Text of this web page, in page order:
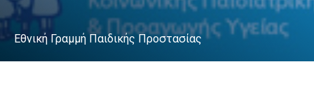
Εθνική Γραμμή Παιδικής Προστασίας